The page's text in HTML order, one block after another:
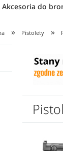
Akcesoria do
» Pistolety »